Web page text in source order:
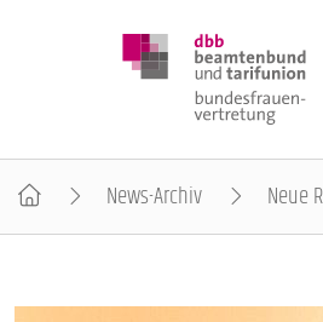
News-Archiv Neue